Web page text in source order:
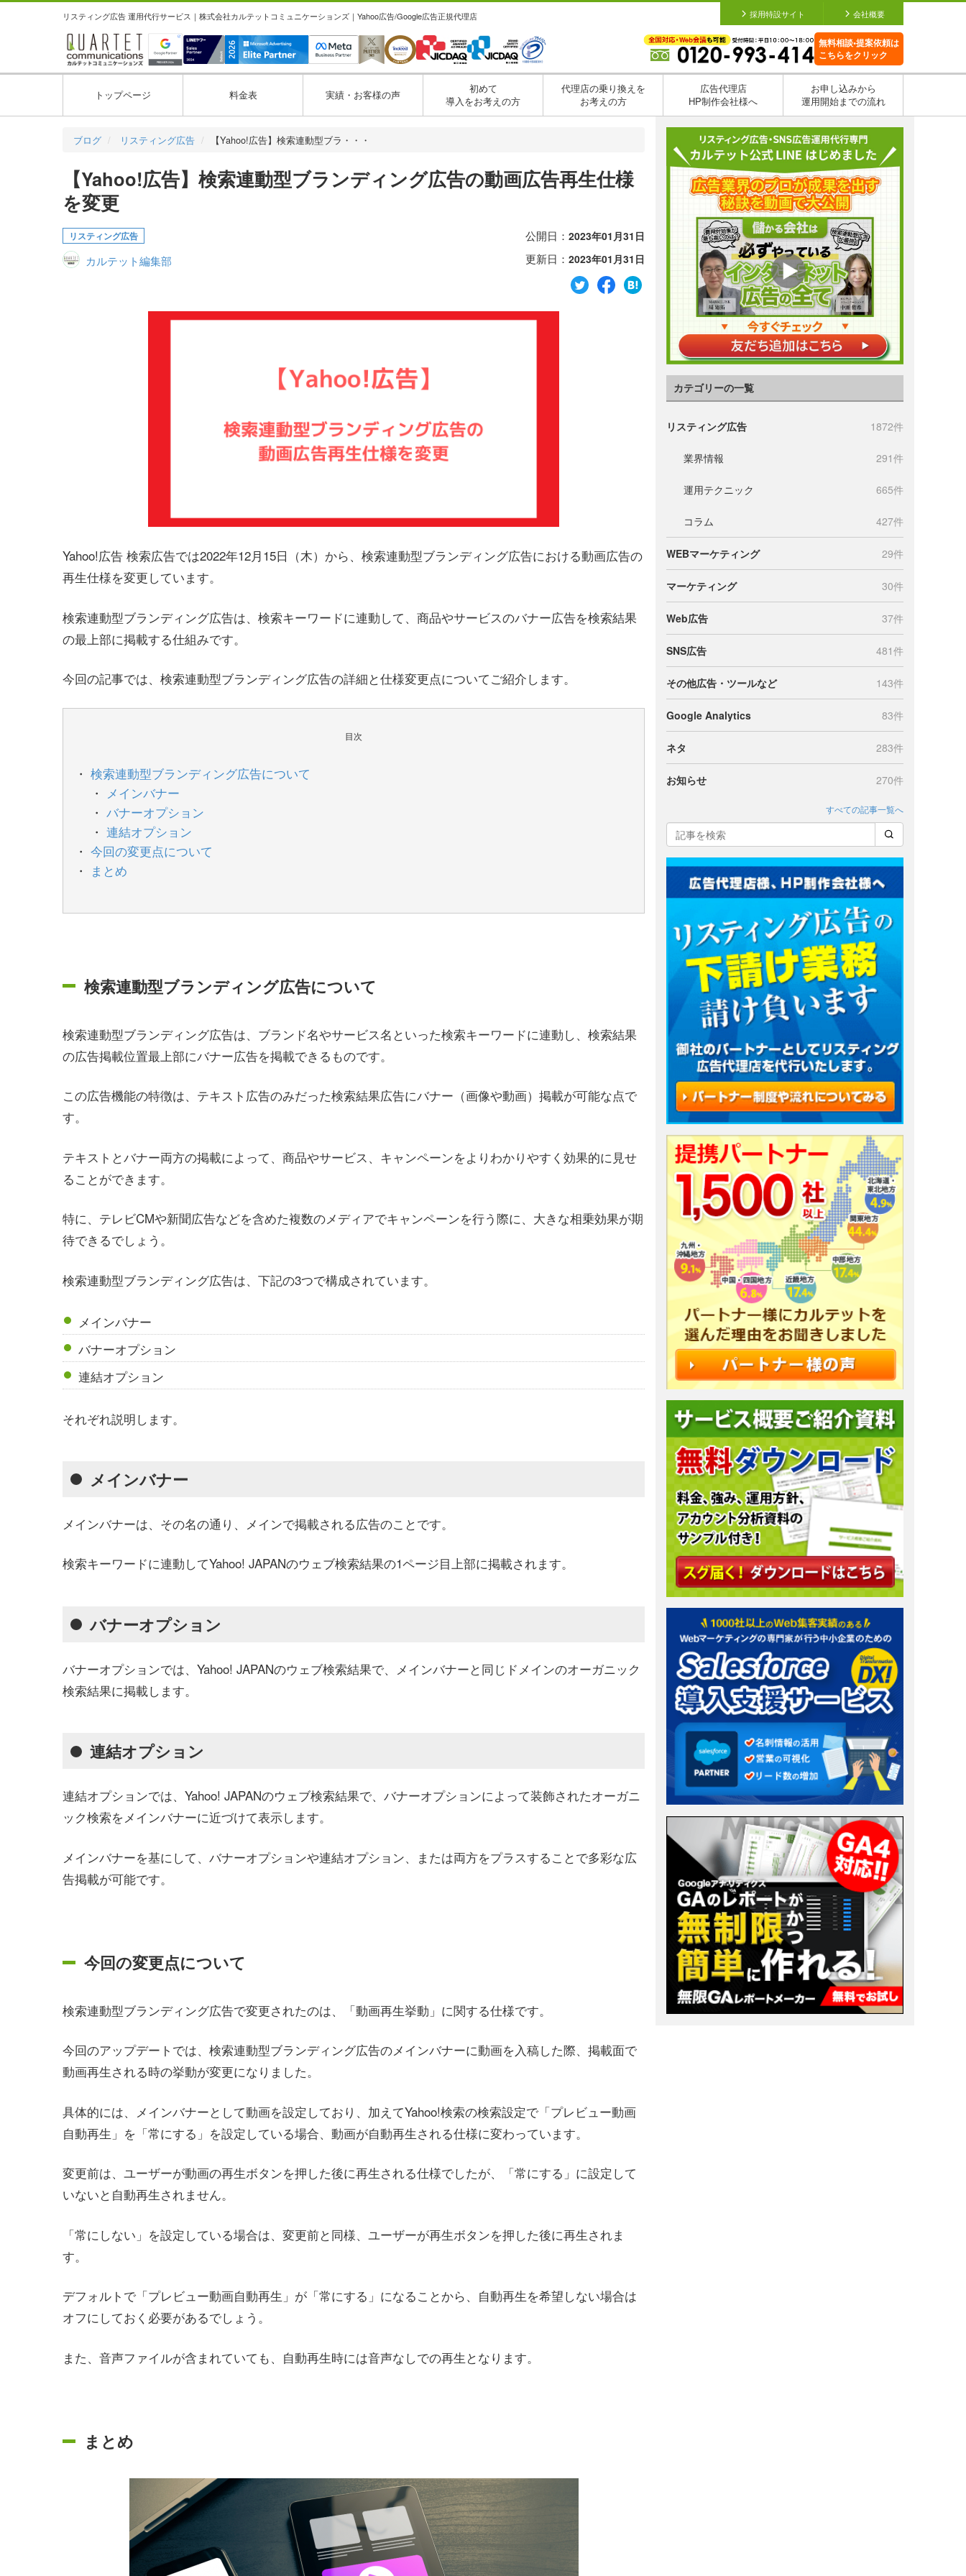
リスティング広告 運用代行サービス｜株式会社カルテットコミュニケーションズ｜Yahoo広告/Google広告正規代理店 採用特設サイト 会社概要
無料相談•提案依頼は
こちらをクリック
トップページ 料金表 実績・お客様の声
初めて
導入をお考えの方
代理店の乗り換えを
お考えの方
広告代理店
HP制作会社様へ
お申し込みから
運用開始までの流れ
ブログ リスティング広告 【Yahoo!広告】検索連動型ブラ・・・
【Yahoo!広告】検索連動型ブランディング広告の動画広告再生仕様
を変更
リスティング広告
カルテット編集部
公開日： 2023年01月31日
更新日： 2023年01月31日
Yahoo!広告 検索広告では2022年12月15日（木）から、検索連動型ブランディング広告における動画広告の
再生仕様を変更しています。
検索連動型ブランディング広告は、検索キーワードに連動して、商品やサービスのバナー広告を検索結果
の最上部に掲載する仕組みです。
今回の記事では、検索連動型ブランディング広告の詳細と仕様変更点についてご紹介します。
目次
検索連動型ブランディング広告について
メインバナー
バナーオプション
連結オプション
今回の変更点について
まとめ
検索連動型ブランディング広告について
検索連動型ブランディング広告は、ブランド名やサービス名といった検索キーワードに連動し、検索結果
の広告掲載位置最上部にバナー広告を掲載できるものです。
この広告機能の特徴は、テキスト広告のみだった検索結果広告にバナー（画像や動画）掲載が可能な点で
す。
テキストとバナー両方の掲載によって、商品やサービス、キャンペーンをよりわかりやすく効果的に見せ
ることができます。
特に、テレビCMや新聞広告などを含めた複数のメディアでキャンペーンを行う際に、大きな相乗効果が期
待できるでしょう。
検索連動型ブランディング広告は、下記の3つで構成されています。
メインバナー
バナーオプション
連結オプション
それぞれ説明します。
メインバナー
メインバナーは、その名の通り、メインで掲載される広告のことです。
検索キーワードに連動してYahoo! JAPANのウェブ検索結果の1ページ目上部に掲載されます。
バナーオプション
バナーオプションでは、Yahoo! JAPANのウェブ検索結果で、メインバナーと同じドメインのオーガニック
検索結果に掲載します。
連結オプション
連結オプションでは、Yahoo! JAPANのウェブ検索結果で、バナーオプションによって装飾されたオーガニ
ック検索をメインバナーに近づけて表示します。
メインバナーを基にして、バナーオプションや連結オプション、または両方をプラスすることで多彩な広
告掲載が可能です。
今回の変更点について
検索連動型ブランディング広告で変更されたのは、「動画再生挙動」に関する仕様です。
今回のアップデートでは、検索連動型ブランディング広告のメインバナーに動画を入稿した際、掲載面で
動画再生される時の挙動が変更になりました。
具体的には、メインバナーとして動画を設定しており、加えてYahoo!検索の検索設定で「プレビュー動画
自動再生」を「常にする」を設定している場合、動画が自動再生される仕様に変わっています。
変更前は、ユーザーが動画の再生ボタンを押した後に再生される仕様でしたが、「常にする」に設定して
いないと自動再生されません。
「常にしない」を設定している場合は、変更前と同様、ユーザーが再生ボタンを押した後に再生されま
す。
デフォルトで「プレビュー動画自動再生」が「常にする」になることから、自動再生を希望しない場合は
オフにしておく必要があるでしょう。
また、音声ファイルが含まれていても、自動再生時には音声なしでの再生となります。
まとめ
カテゴリーの一覧
リスティング広告 1872件
業界情報 291件
運用テクニック 665件
コラム 427件
WEBマーケティング 29件
マーケティング 30件
Web広告 37件
SNS広告 481件
その他広告・ツールなど 143件
Google Analytics 83件
ネタ 283件
お知らせ 270件
すべての記事一覧へ